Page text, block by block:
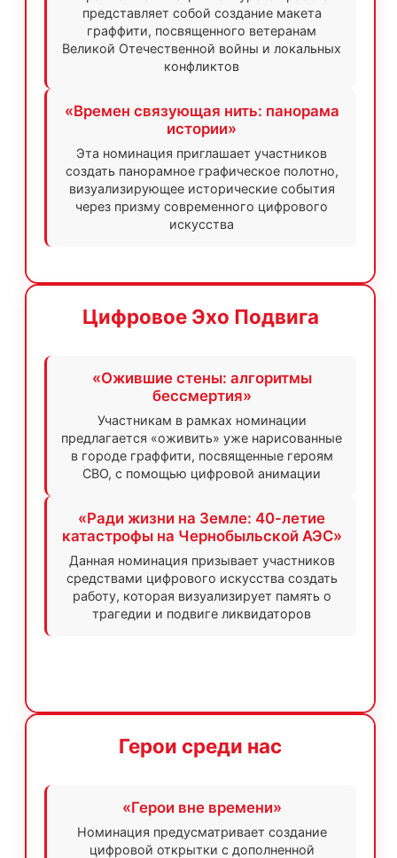
представляет собой создание макета
граффити, посвященного ветеранам
Великой Отечественной войны и локальных
конфликтов
«Времен связующая нить: панорама
истории»
Эта номинация приглашает участников
создать панорамное графическое полотно,
визуализирующее исторические события
через призму современного цифрового
искусства
Цифровое Эхо Подвига
«Ожившие стены: алгоритмы
бессмертия»
Участникам в рамках номинации
предлагается «оживить» уже нарисованные
в городе граффити, посвященные героям
СВО, с помощью цифровой анимации
«Ради жизни на Земле: 40-летие
катастрофы на Чернобыльской АЭС»
Данная номинация призывает участников
средствами цифрового искусства создать
работу, которая визуализирует память о
трагедии и подвиге ликвидаторов
Герои среди нас
«Герои вне времени»
Номинация предусматривает создание
цифровой открытки с дополненной